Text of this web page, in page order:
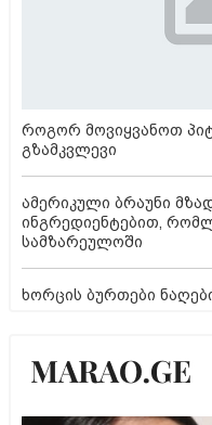
როგორ მოვიყვანოთ
გზამკვლევი
ამერიკული ბრაუნი
ინგრედიენტებით,
სამზარეულოში
ხორცის ბურთები